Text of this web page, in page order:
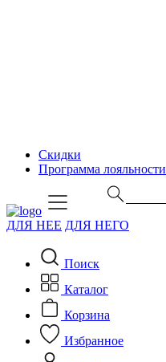
Скидки
Программа лояльности
ДЛЯ НЕЕ ДЛЯ НЕГО
Поиск
Каталог
Корзина
Избранное